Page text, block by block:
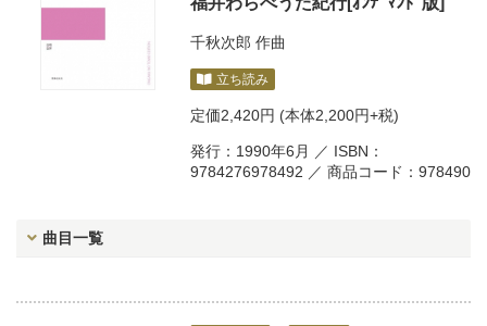
千秋次郎 作曲
立ち読み
定価2,420円 (本体2,200円+税)
発行：1990年6月 ／ ISBN：
9784276978492 ／ 商品コード：978490
曲目一覧